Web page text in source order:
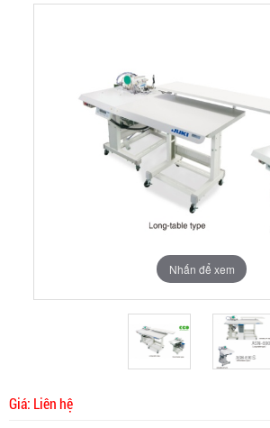
Nhấn để xem
Nhấn để xem
Giá: Liên hệ